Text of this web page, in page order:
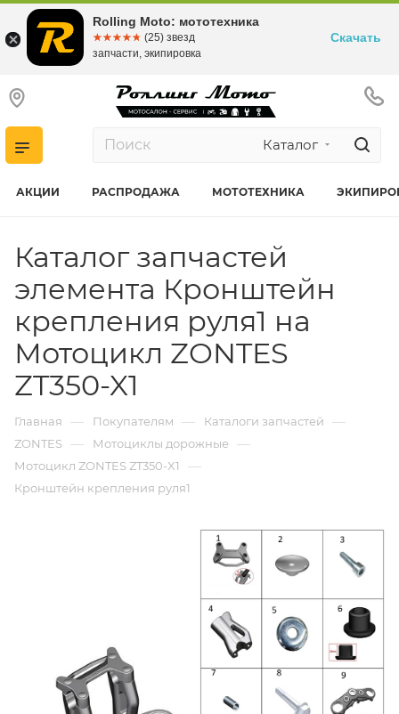
Каталог
АКЦИИ РАСПРОДАЖА МОТОТЕХНИКА
Каталог запчастей
элемента Кронштейн
крепления руля1 на
Мотоцикл ZONTES
ZT350-X1
Главная — Покупателям — Каталоги запчастей —
ZONTES — Мотоциклы дорожные —
Мотоцикл ZONTES ZT350-X1 —
Кронштейн крепления руля1
Rolling Moto: мототехника
☆☆☆☆☆
★★★★★ (25) звезд
запчасти, экипировка
Скачать